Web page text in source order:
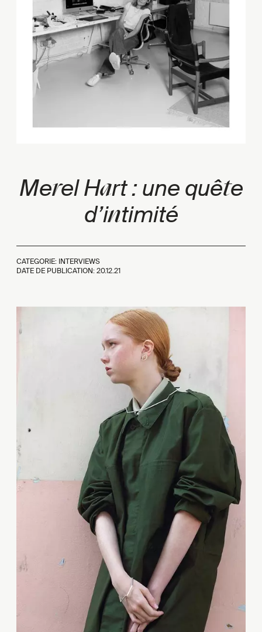
Merel Hart : une quête
d’intimité
CATEGORIE: INTERVIEWS
DATE DE PUBLICATION:20.12.21